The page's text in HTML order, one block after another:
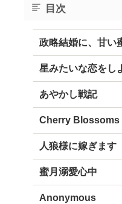
目次
政略結婚に、甘い
星みたいな恋をし
あやかし戦記
Cherry Blossoms
人狼様に嫁ぎます
蜜月溺愛心中
Anonymous